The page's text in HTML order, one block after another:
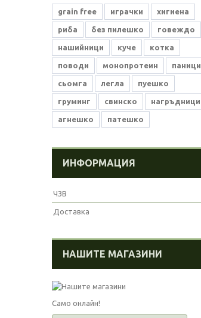
grain free играчки хигиена
риба без пилешко говеждо
нашийници куче котка
поводи монопротеин паници
сьомга легла пуешко
груминг свинско нагръдници
агнешко патешко
ИНФОРМАЦИЯ
ЧЗВ
Доставка
НАШИТЕ МАГАЗИНИ
Само онлайн!